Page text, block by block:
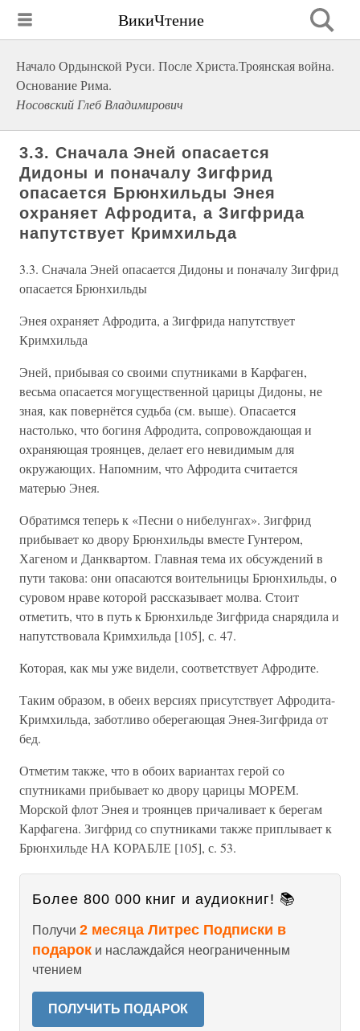
ВикиЧтение
Начало Ордынской Руси. После Христа.Троянская война.
Основание Рима.
Носовский Глеб Владимирович
3.3. Сначала Эней опасается
Дидоны и поначалу Зигфрид
опасается Брюнхильды Энея
охраняет Афродита, а Зигфрида
напутствует Кримхильда
3.3. Сначала Эней опасается Дидоны и поначалу Зигфрид
опасается Брюнхильды
Энея охраняет Афродита, а Зигфрида напутствует
Кримхильда
Эней, прибывая со своими спутниками в Карфаген,
весьма опасается могущественной царицы Дидоны, не
зная, как повернётся судьба (см. выше). Опасается
настолько, что богиня Афродита, сопровождающая и
охраняющая троянцев, делает его невидимым для
окружающих. Напомним, что Афродита считается
матерью Энея.
Обратимся теперь к «Песни о нибелунгах». Зигфрид
прибывает ко двору Брюнхильды вместе Гунтером,
Хагеном и Данквартом. Главная тема их обсуждений в
пути такова: они опасаются воительницы Брюнхильды, о
суровом нраве которой рассказывает молва. Стоит
отметить, что в путь к Брюнхильде Зигфрида снарядила и
напутствовала Кримхильда [105], с. 47.
Которая, как мы уже видели, соответствует Афродите.
Таким образом, в обеих версиях присутствует Афродита-
Кримхильда, заботливо оберегающая Энея-Зигфрида от
бед.
Отметим также, что в обоих вариантах герой со
спутниками прибывает ко двору царицы МОРЕМ.
Морской флот Энея и троянцев причаливает к берегам
Карфагена. Зигфрид со спутниками также приплывает к
Брюнхильде НА КОРАБЛЕ [105], с. 53.
Более 800 000 книг и аудиокниг! 📚
Получи 2 месяца Литрес Подписки в
подарок и наслаждайся неограниченным
чтением
ПОЛУЧИТЬ ПОДАРОК